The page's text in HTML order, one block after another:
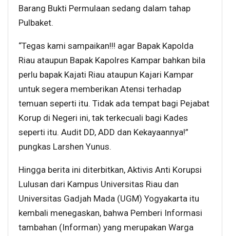
Barang Bukti Permulaan sedang dalam tahap
Pulbaket.
“Tegas kami sampaikan!!! agar Bapak Kapolda
Riau ataupun Bapak Kapolres Kampar bahkan bila
perlu bapak Kajati Riau ataupun Kajari Kampar
untuk segera memberikan Atensi terhadap
temuan seperti itu. Tidak ada tempat bagi Pejabat
Korup di Negeri ini, tak terkecuali bagi Kades
seperti itu. Audit DD, ADD dan Kekayaannya!”
pungkas Larshen Yunus.
Hingga berita ini diterbitkan, Aktivis Anti Korupsi
Lulusan dari Kampus Universitas Riau dan
Universitas Gadjah Mada (UGM) Yogyakarta itu
kembali menegaskan, bahwa Pemberi Informasi
tambahan (Informan) yang merupakan Warga